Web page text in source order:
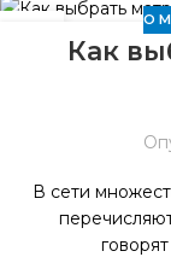
О
Как
В сети